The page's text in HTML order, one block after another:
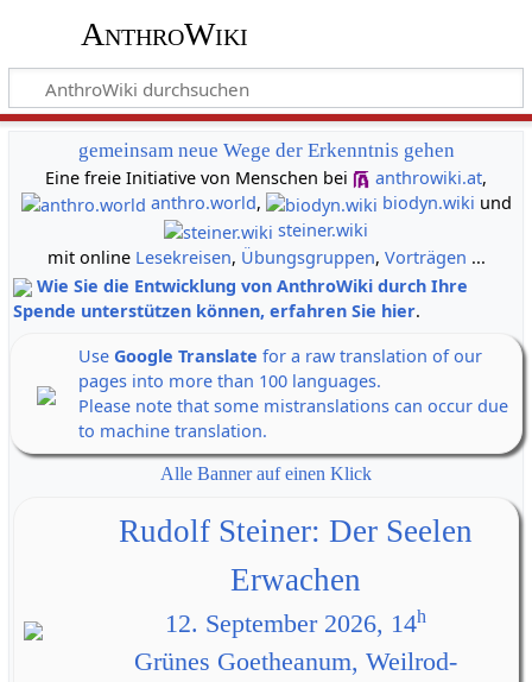
AnthroWiki
gemeinsam neue Wege der Erkenntnis gehen
Eine freie Initiative von Menschen bei
anthrowiki.at,
anthro.world, biodyn.wiki und
steiner.wiki
mit online Lesekreisen, Übungsgruppen, Vorträgen ...
Wie Sie die Entwicklung von AnthroWiki durch Ihre
Spende unterstützen können, erfahren Sie hier.
Use Google Translate for a raw translation of our
pages into more than 100 languages.
Please note that some mistranslations can occur due
to machine translation.
Alle Banner auf einen Klick
Rudolf Steiner: Der Seelen
Erwachen
12. September 2026, 14h
Grünes Goetheanum, Weilrod-